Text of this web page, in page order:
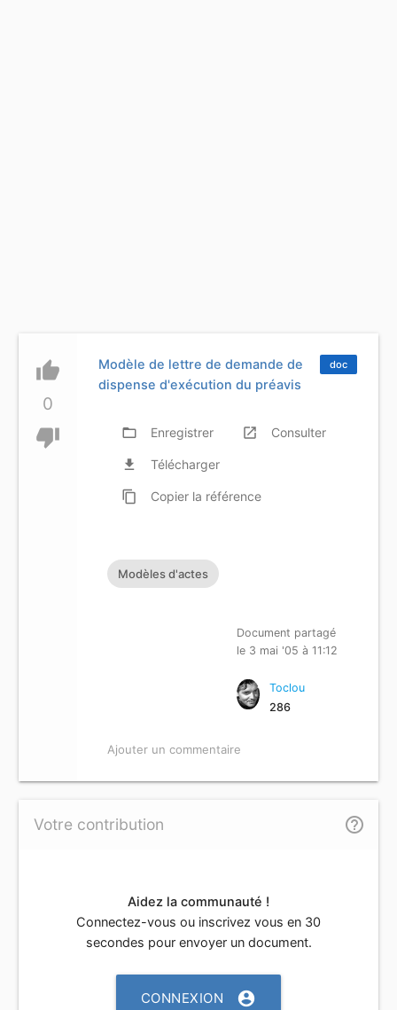
thumb_up
0
thumb_down
doc
Modèle de lettre de demande de
dispense d'exécution du préavis
folder_open Enregistrer launch Consulter
file_download Télécharger
content_copy Copier la référence
Modèles d'actes
Document partagé
le 3 mai '05 à 11:12
Toclou
286
Ajouter un commentaire
Votre contribution help_outline
Aidez la communauté !
Connectez-vous ou inscrivez vous en 30
secondes pour envoyer un document.
CONNEXION account_circle